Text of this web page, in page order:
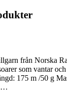
från Norska
som vantar
175 m /50 g
…